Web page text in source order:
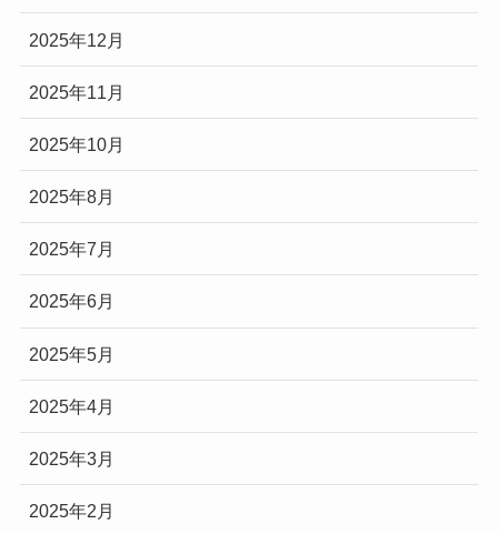
2025年12月
2025年11月
2025年10月
2025年8月
2025年7月
2025年6月
2025年5月
2025年4月
2025年3月
2025年2月